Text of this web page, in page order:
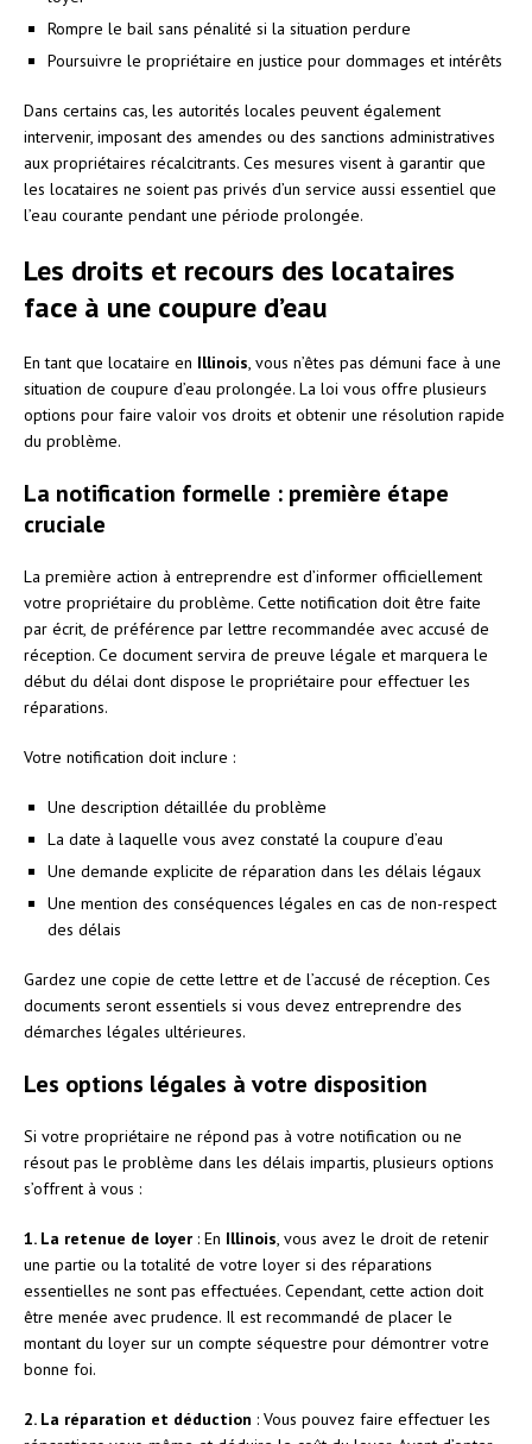
Rompre le bail sans pénalité si la situation perdure
Poursuivre le propriétaire en justice pour dommages et intérêts
Dans certains cas, les autorités locales peuvent également
intervenir, imposant des amendes ou des sanctions administratives
aux propriétaires récalcitrants. Ces mesures visent à garantir que
les locataires ne soient pas privés d’un service aussi essentiel que
l’eau courante pendant une période prolongée.
Les droits et recours des locataires
face à une coupure d’eau
En tant que locataire en Illinois , vous n’êtes pas démuni face à une
situation de coupure d’eau prolongée. La loi vous offre plusieurs
options pour faire valoir vos droits et obtenir une résolution rapide
du problème.
La notification formelle : première étape
cruciale
La première action à entreprendre est d’informer officiellement
votre propriétaire du problème. Cette notification doit être faite
par écrit, de préférence par lettre recommandée avec accusé de
réception. Ce document servira de preuve légale et marquera le
début du délai dont dispose le propriétaire pour effectuer les
réparations.
Votre notification doit inclure :
Une description détaillée du problème
La date à laquelle vous avez constaté la coupure d’eau
Une demande explicite de réparation dans les délais légaux
Une mention des conséquences légales en cas de non-respect
des délais
Gardez une copie de cette lettre et de l’accusé de réception. Ces
documents seront essentiels si vous devez entreprendre des
démarches légales ultérieures.
Les options légales à votre disposition
Si votre propriétaire ne répond pas à votre notification ou ne
résout pas le problème dans les délais impartis, plusieurs options
s’offrent à vous :
1. La retenue de loyer : En Illinois , vous avez le droit de retenir
une partie ou la totalité de votre loyer si des réparations
essentielles ne sont pas effectuées. Cependant, cette action doit
être menée avec prudence. Il est recommandé de placer le
montant du loyer sur un compte séquestre pour démontrer votre
bonne foi.
2. La réparation et déduction : Vous pouvez faire effectuer les